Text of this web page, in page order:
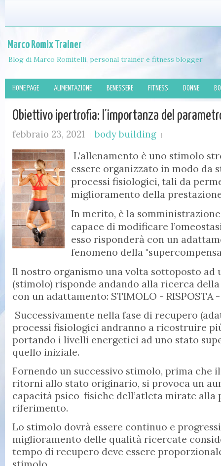
Marco Romix Trainer
Blog di Marco Romitelli, personal trainer e fitness blogger
HOME PAGE ALIMENTAZIONE BENESSERE FITNESS DONNE
Obiettivo ipertrofia: l’importanza del
febbraio 23, 2021 body building
L’allenamento è uno stimolo
essere organizzato in modo da
processi fisiologici, tali da
miglioramento della
In merito, è la
capace di modificare
esso risponderà con un
fenomeno della
Il nostro organismo una volta sottoposto ad
(stimolo) risponde andando alla ricerca
con un adattamento: STIMOLO - RISPOSTA
Successivamente nella fase di recupero
processi fisiologici andranno a ricostruire
portando i livelli energetici ad uno stato
quello iniziale.
Fornendo un successivo stimolo, prima che
ritorni allo stato originario, si provoca un
capacità psico-fisiche dell’atleta mirate alla
riferimento.
Lo stimolo dovrà essere continuo e
miglioramento delle qualità ricercate
tempo di recupero deve essere